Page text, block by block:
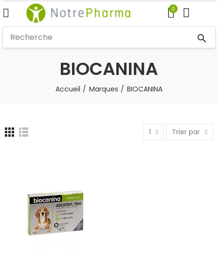
0
search
BIOCANINA
Accueil Marques BIOCANINA
1 Trier par